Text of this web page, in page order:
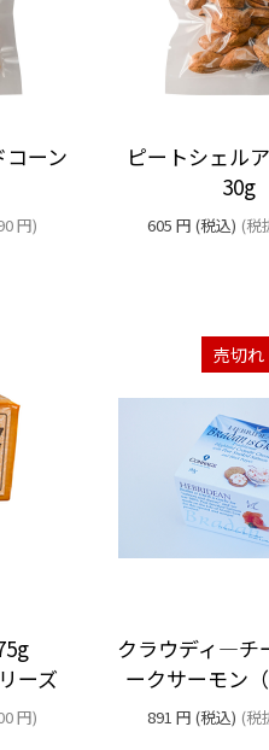
コーン
円)
ピートシェル
30g
605 円 (税込) (税
ーズ
円)
売切れ
クラウディ―チ
ークサーモン（
891 円 (税込) (税